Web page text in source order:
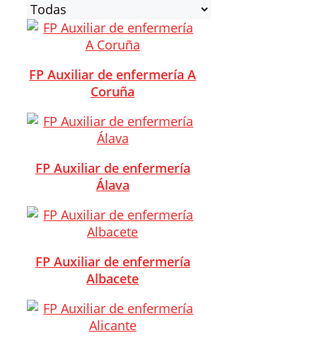
FP Auxiliar de enfermería A
Coruña
FP Auxiliar de enfermería
Álava
FP Auxiliar de enfermería
Albacete